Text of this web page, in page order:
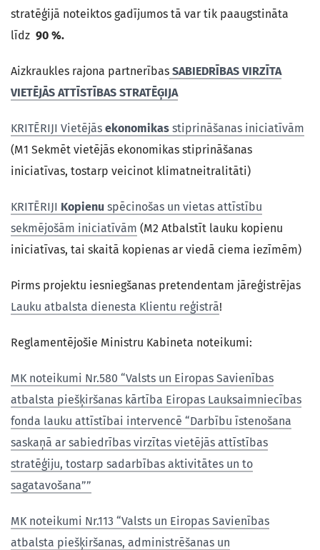
stratēģijā noteiktos gadījumos tā var tik paaugstināta
līdz 90 %.
Aizkraukles rajona partnerības SABIEDRĪBAS VIRZĪTA
VIETĒJĀS ATTĪSTĪBAS STRATĒĢIJA
KRITĒRIJI Vietējās ekonomikas stiprināšanas iniciatīvām
(M1 Sekmēt vietējās ekonomikas stiprināšanas
iniciatīvas, tostarp veicinot klimatneitralitāti)
KRITĒRIJI Kopienu spēcinošas un vietas attīstību
sekmējošām iniciatīvām (M2 Atbalstīt lauku kopienu
iniciatīvas, tai skaitā kopienas ar viedā ciema iezīmēm)
Pirms projektu iesniegšanas pretendentam jāreģistrējas
Lauku atbalsta dienesta Klientu reģistrā!
Reglamentējošie Ministru Kabineta noteikumi:
MK noteikumi Nr.580 “Valsts un Eiropas Savienības
atbalsta piešķiršanas kārtība Eiropas Lauksaimniecības
fonda lauku attīstībai intervencē “Darbību īstenošana
saskaņā ar sabiedrības virzītas vietējās attīstības
stratēģiju, tostarp sadarbības aktivitātes un to
sagatavošana””
MK noteikumi Nr.113 “Valsts un Eiropas Savienības
atbalsta piešķiršanas, administrēšanas un